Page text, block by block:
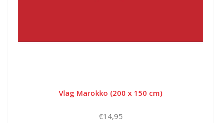
Vlag Marokko (200 x 150 cm)
€14,95